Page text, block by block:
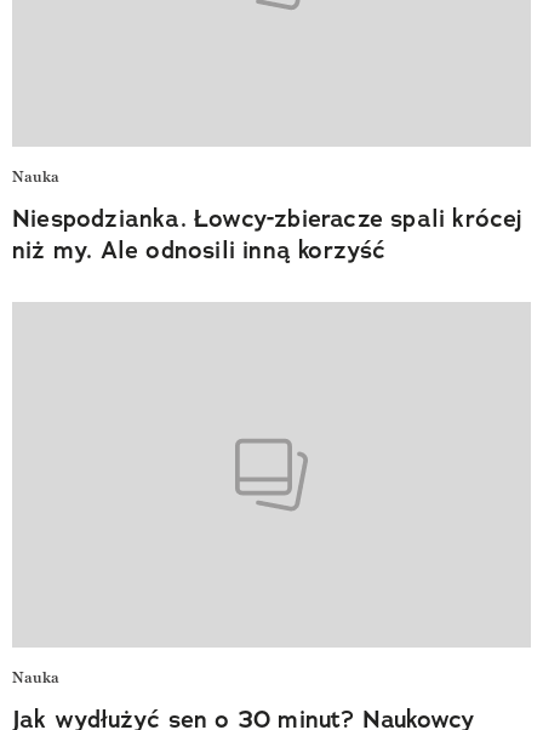
Nauka
Niespodzianka. Łowcy-zbieracze spali krócej
niż my. Ale odnosili inną korzyść
Nauka
Jak wydłużyć sen o 30 minut? Naukowcy